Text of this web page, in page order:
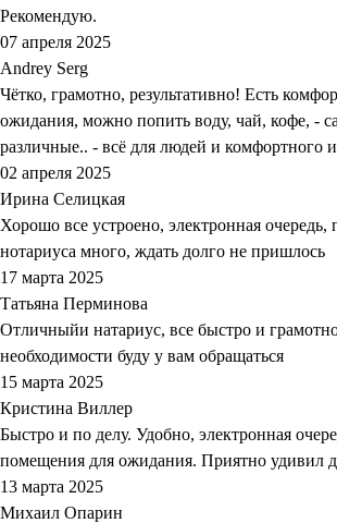
Рекомендую.
07 апреля 2025
Andrey Serg
Чётко, грамотно, результативно! Есть
ожидания, можно попить воду, чай, кофе, -
различные.. - всё для людей и комфортного
02 апреля 2025
Ирина Селицкая
Хорошо все устроено, электронная
нотариуса много, ждать долго не пришлось
17 марта 2025
Татьяна Перминова
Отличныйи натариус, все быстро и
необходимости буду у вам обращаться
15 марта 2025
Кристина Виллер
Быстро и по делу. Удобно, электронная
помещения для ожидания. Приятно удивил
13 марта 2025
Михаил Опарин